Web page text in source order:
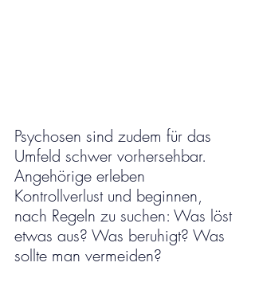
Psychosen sind zudem für das
Umfeld schwer vorhersehbar.
Angehörige erleben
Kontrollverlust und beginnen,
nach Regeln zu suchen: Was löst
etwas aus? Was beruhigt? Was
sollte man vermeiden?